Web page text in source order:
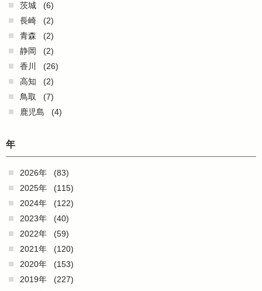
茨城
(6)
長崎
(2)
青森
(2)
静岡
(2)
香川
(26)
高知
(2)
鳥取
(7)
鹿児島
(4)
年
2026年
(83)
2025年
(115)
2024年
(122)
2023年
(40)
2022年
(59)
2021年
(120)
2020年
(153)
2019年
(227)